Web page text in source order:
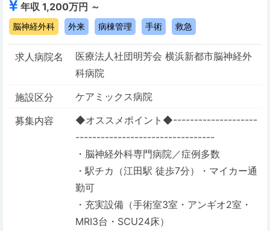
年収 1,200万円 ～
脳神経外科 外来 病棟管理 手術 救急
求人病院名
医療法人社団明芳会 横浜新都市脳神経外
科病院
施設区分
ケアミックス病院
募集内容
◆オススメポイント◆--------------------
---------------------------------
・脳神経外科専門病院／症例多数
・駅チカ（江田駅 徒歩7分）・マイカー通
勤可
・充実設備（手術室3室・アンギオ2室・
MRI3台・SCU24床）